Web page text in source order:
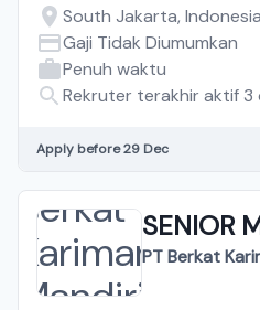
South Jakarta, Indonesia
Gaji Tidak Diumumkan
Penuh waktu
Rekruter terakhir aktif 3
Apply before 29 Dec
SENIOR
PT Berkat